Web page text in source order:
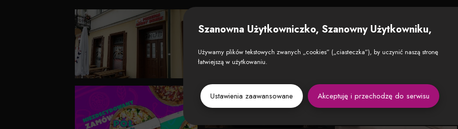
Szanowna Użytkowniczko, Szanowny Użytkowniku,
Używamy plików tekstowych zwanych „cookies” („ciasteczka”), by uczynić naszą stronę
łatwiejszą w użytkowaniu.
Ustawienia zaawansowane Akceptuję i przechodzę do serwisu